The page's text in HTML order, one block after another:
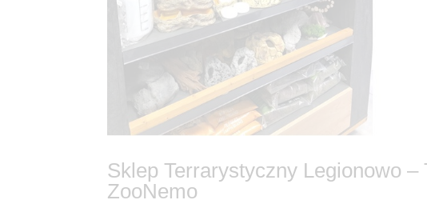
Sklep Terrarystyczny Legionowo
ZooNemo